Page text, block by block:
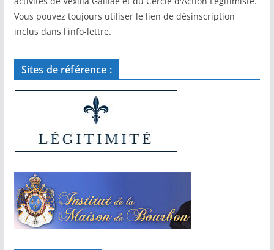
Vous pouvez toujours utiliser le lien de désinscription
inclus dans l'info-lettre.
Sites de référence :